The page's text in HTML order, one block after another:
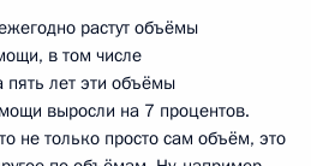
растут объёмы
в том числе
пять лет эти объёмы
выросли на 7 процентов.
не только просто сам объём, это